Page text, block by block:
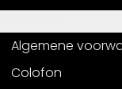
Algemene
Colofon